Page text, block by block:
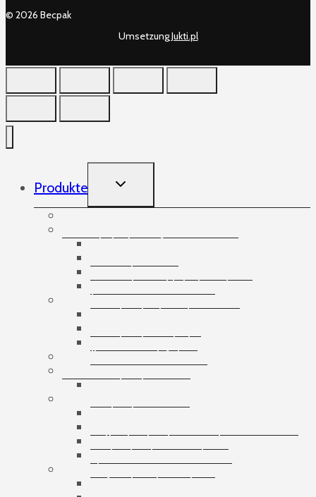
© 2026 Becpak
UmsetzungJukti.pl
Produkte TOGGLE
CHILD
Abdeckstreifen
Spezialisierte Bänder
Verpackungsklebebänder
Banding
Banderolierbänder
Banderolierzubehör
Bandlose Stretchfolie
Bausätze
Banderolier-Sets
Bedruckte ECO-Papierklebebänder
Selbstbedruckte Bänder
Vorbedruckte Bänder
Beutel
Luftpolsterbeutel